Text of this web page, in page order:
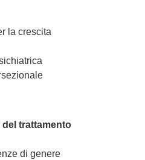
la crescita
trattamento
di genere